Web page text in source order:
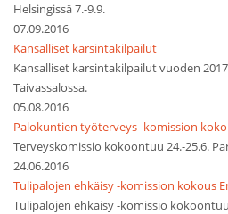
Helsingissä 7.-9.9.
07.09.2016
Kansalliset karsintakilpailut
Kansalliset karsintakilpailut vuoden
Taivassalossa.
05.08.2016
Palokuntien työterveys -komission
Terveyskomissio kokoontuu 24.-25.6.
24.06.2016
Tulipalojen ehkäisy -komission kokous
Tulipalojen ehkäisy -komissio